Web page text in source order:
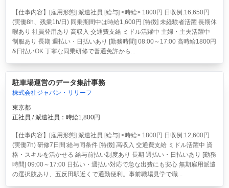
【仕事内容】[雇用形態] 派遣社員 [給与] <時給> 1800円 日収例:16,650円
(実働8h、残業1h/日) 同乗期間中は時給1,600円 [特徴] 未経験者活躍 長期休
暇あり 社員登用あり 高収入 交通費支給 ミドル活躍中 主婦・主夫活躍中
制服あり 長期 週払い・日払いあり [勤務時間] 08:00～17:00 高時給1800円
&日払いOK 丁寧な同乗研修で普通免許から...
駐車場運営のデータ集計事務
株式会社ジャパン・リリーフ
東京都
正社員 / 派遣社員：時給1,800円
【仕事内容】[雇用形態] 派遣社員 [給与] <時給> 1800円 日収例:12,600円
(実働7h) 研修7日間:給与同条件 [特徴] 高収入 交通費支給 ミドル活躍中 資
格・スキルを活かせる 給与前払い制度あり 長期 週払い・日払いあり [勤務
時間] 09:00～17:00 日払い・週払い対応で急な出費にも安心 無期雇用派遣
の選択肢あり、五反田駅近くで通勤便利。事前職場見学で職...